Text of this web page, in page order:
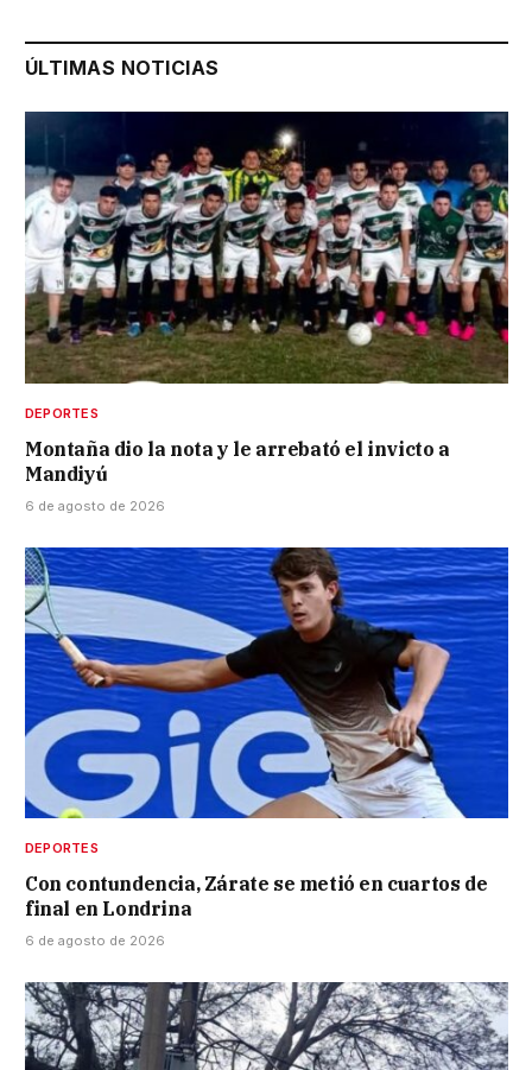
ÚLTIMAS NOTICIAS
DEPORTES
Montaña dio la nota y le arrebató el invicto a
Mandiyú
6 de agosto de 2026
DEPORTES
Con contundencia, Zárate se metió en cuartos de
final en Londrina
6 de agosto de 2026